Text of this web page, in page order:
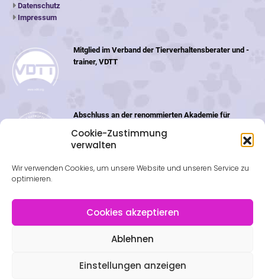
Cookie-Zustimmung
verwalten
Wir verwenden Cookies, um unsere Website und unseren Service zu
optimieren.
Cookies akzeptieren
Ablehnen
Einstellungen anzeigen
Datenschutz
Impressum
Mitglied im Verband der Tierverhaltensberater und -
trainer, VDTT
Abschluss an der renommierten Akademie für
© Futterplan.net - Ernährungsberatung für Hunde & Katzen | Nadine